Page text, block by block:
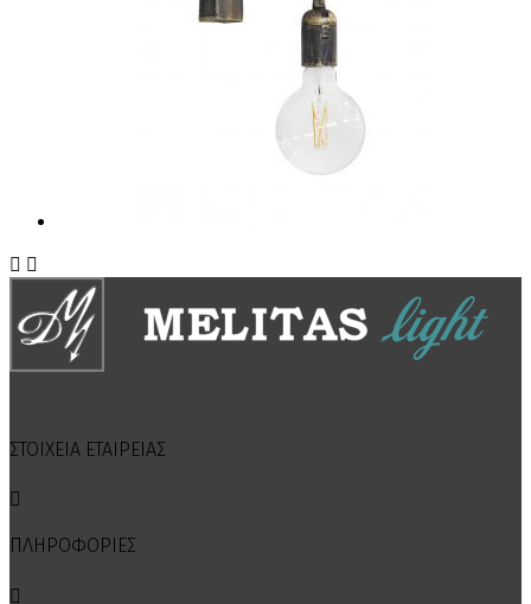
 
ΣΤΟΙΧΕΙΑ ΕΤΑΙΡΕΙΑΣ

ΠΛΗΡΟΦΟΡΙΕΣ
